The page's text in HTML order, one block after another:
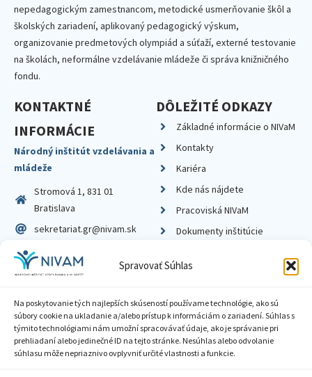
Spravovať Súhlas
Na poskytovanie tých najlepších skúseností používame technológie, ako sú
súbory cookie na ukladanie a/alebo prístup k informáciám o zariadení. Súhlas s
týmito technológiami nám umožní spracovávať údaje, ako je správanie pri
prehliadaní alebo jedinečné ID na tejto stránke. Nesúhlas alebo odvolanie
súhlasu môže nepriaznivo ovplyvniť určité vlastnosti a funkcie.
nepedagogickým zamestnancom, metodické usmerňovanie škôl a
školských zariadení, aplikovaný pedagogický výskum,
organizovanie predmetových olympiád a súťaží, externé testovanie
na školách, neformálne vzdelávanie mládeže či správa knižničného
fondu.
KONTAKTNÉ
INFORMÁCIE
Národný inštitút vzdelávania a
mládeže
Stromová 1, 831 01
Bratislava
sekretariat.gr@nivam.sk
IČO: 00164348
DIČ: 2020798714
DÔLEŽITÉ ODKAZY
Základné informácie o NIVaM
Kontakty
Kariéra
Kde nás nájdete
Pracoviská NIVaM
Dokumenty inštitúcie
Zásady ochrany súkromia